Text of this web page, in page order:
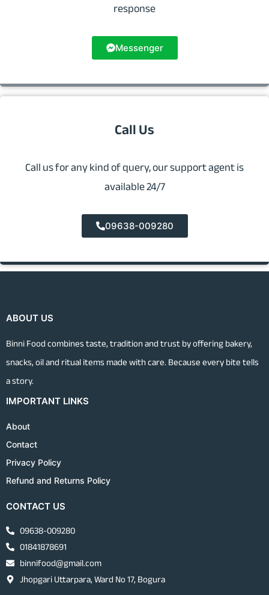
response
Messenger
Call Us
Call us for any kind of query, our support agent is
available 24/7
09638-009280
ABOUT US
Binni Food combines taste, tradition and trust by offering bakery,
snacks, oil and ritual items made with care. Because every bite tells
a story.
IMPORTANT LINKS
About
Contact
Privacy Policy
Refund and Returns Policy
CONTACT US
09638-009280
01841878691
binnifood@gmail.com
Jhopgari Uttarpara, Ward No 17, Bogura